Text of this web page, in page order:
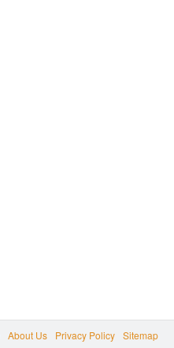
About Us Privacy Policy Sitemap